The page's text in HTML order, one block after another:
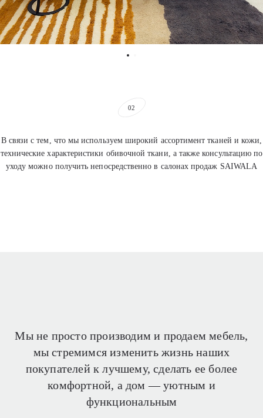
02
В связи с тем, что мы используем широкий ассортимент тканей и кожи,
технические характеристики обивочной ткани, а также консультацию по
уходу можно получить непосредственно в салонах продаж SAIWALA
Мы не просто производим и продаем мебель,
мы стремимся изменить жизнь наших
покупателей к лучшему, сделать ее более
комфортной, а дом —уютным и
функциональным